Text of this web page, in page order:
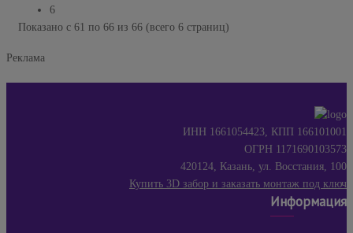
6
Показано с 61 по 66 из 66 (всего 6 страниц)
Реклама
ИНН 1661054423, КПП 166101001
ОГРН 1171690103573
420124, Казань, ул. Восстания, 100
Купить 3D забор и заказать монтаж под ключ
Информация